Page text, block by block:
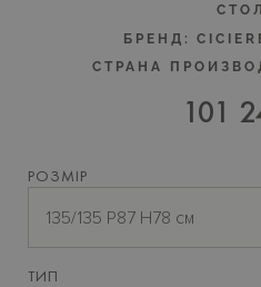
БРЕНД:
СТРАНА
101
РОЗМІР
135/135 P87 H78 см
ТИП